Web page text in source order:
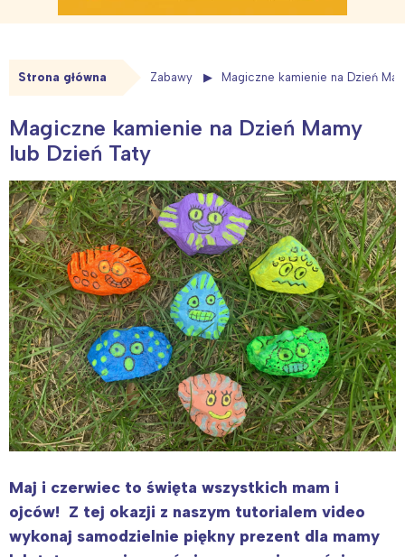
Strona główna Zabawy Magiczne kamienie na Dzień
Magiczne kamienie na Dzień Mamy
lub Dzień Taty
Maj i czerwiec to święta wszystkich mam i
ojców! Z tej okazji z naszym tutorialem video
wykonaj samodzielnie piękny prezent dla mamy